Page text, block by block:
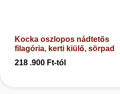
Kocka oszlopos nádtetős
filagória, kerti kiülő, sörpad
218 .900 Ft-tól